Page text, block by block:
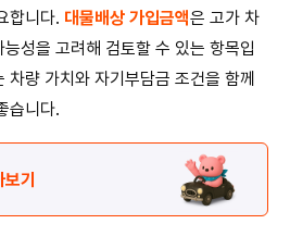
합니다. 대물배상 가입금액은 고가 차
성을 고려해 검토할 수 있는 항목입
차량 가치와 자기부담금 조건을 함께
습니다.
기